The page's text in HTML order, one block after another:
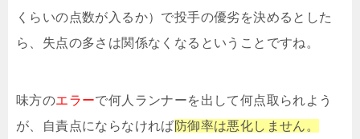
くらいの点数が入るか）で投手の優劣を決めるとした
ら、失点の多さは関係なくなるということですね。
味方のエラーで何人ランナーを出して何点取られよう
が、自責点にならなければ防御率は悪化しません。